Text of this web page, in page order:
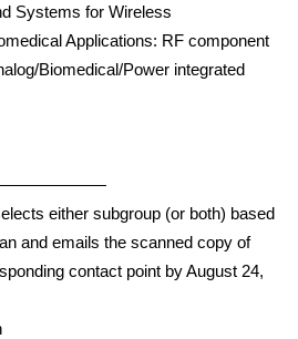
Systems for Wireless
Applications: RF component
Biomedical/Power integrated
either subgroup (or both) based
and emails the scanned copy of
contact point by August 24,